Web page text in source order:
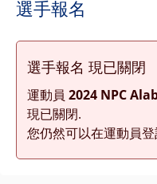
選手報名
選手報名 現已關閉
運動員 2024 NPC
現已關閉.
您仍然可以在運動員